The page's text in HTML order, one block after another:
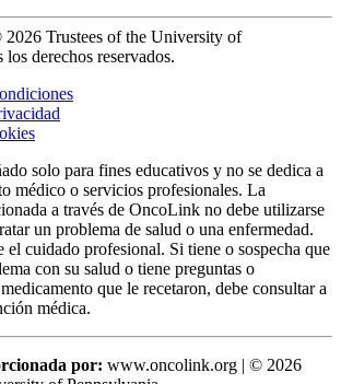
Trustees of the University of
derechos reservados.
solo para fines educativos y no se dedica a
médico o servicios profesionales. La
a través de OncoLink no debe utilizarse
un problema de salud o una enfermedad.
el cuidado profesional. Si tiene o sospecha que
con su salud o tiene preguntas o
que le recetaron, debe consultar a
médica.
por: www.oncolink.org | © 2026